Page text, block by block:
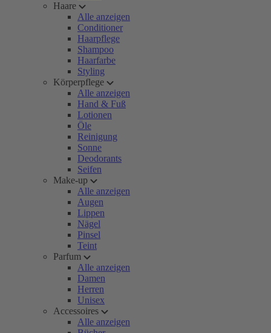
Haare
Alle anzeigen
Conditioner
Haarpflege
Shampoo
Haarfarbe
Styling
Körperpflege
Alle anzeigen
Hand & Fuß
Lotionen
Öle
Reinigung
Sonne
Deodorants
Seifen
Make-up
Alle anzeigen
Augen
Lippen
Nägel
Pinsel
Teint
Parfum
Alle anzeigen
Damen
Herren
Unisex
Accessoires
Alle anzeigen